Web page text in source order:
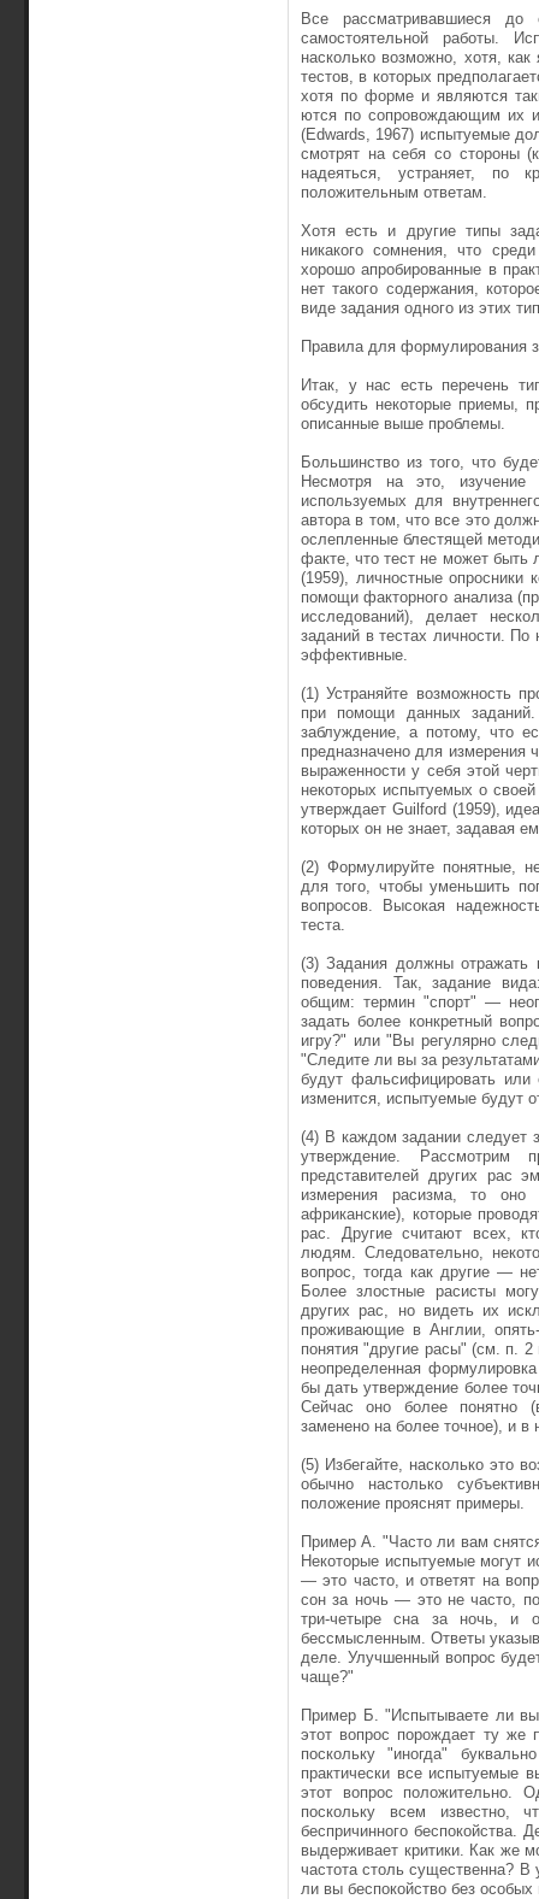
Все рассматривавшиеся
самостоятельной работы.
насколько возможно, хотя,
тестов, в которых
хотя по форме и являются
ются по сопровождающим их
(Edwards, 1967) испытуемые
смотрят на себя со стороны
надеяться, устраня­ет, по
положительным ответам.
Хотя есть и другие типы
никакого сомнения, что
хорошо апробированные в
нет такого содержа­ния,
виде задания одного из этих
Правила для формулирования
Итак, у нас есть перечень
обсудить некоторые приемы,
описанные выше проблемы.
Большинство из того, что
Несмотря на это, изучение
используемых для
автора в том, что все это
ослеп­ленные блестящей
факте, что тест не может быть
(1959), личностные опросники
помощи факто­рного анализа
исследований), делает
заданий в тестах личности.
эффективные.
(1) Устраняйте возможность
при помощи данных
заблуждение, а потому, что
предназначено для измерения
выраженности у себя этой
некоторых испытуемых о
утверждает Guilford (1959),
которых он не знает, задавая
(2) Формулируйте понятные,
для того, чтобы уменьшить
вопросов. Высокая
теста.
(3) Задания должны отражать
поведения. Так, задание
общим: термин "спорт" —
задать более конкрет­ный
игру?" или "Вы регулярно
"Следите ли вы за
будут фальсифицировать или
изменится, испытуемые будут
(4) В каждом задании следует
утверждение.
представителей других рас
измерения расизма, то
африканские), которые
рас. Другие считают всех,
людям. Следовательно,
вопрос, тогда как другие —
Более злостные расисты
других рас, но видеть их
проживающие в Англии,
понятия "другие расы" (см. п.
неопределенная
бы дать утверждение более
Сей­час оно более понятно
заменено на более точное), и в
(5) Избегайте, насколько это
обычно настолько
положение прояснят примеры.
Пример А. "Часто ли вам
Некоторые испытуемые могут
— это часто, и ответят на
сон за ночь — это не часто,
три-четыре сна за ночь, и
бессмысленным. Ответы
деле. Улучшенный вопрос
чаще?"
Пример Б. "Испытываете ли вы
этот вопрос порождает ту
поскольку "иногда"
практически все испытуемые
этот вопрос положительно.
поскольку всем известно,
беспричинного беспокойства.
выдерживает критики. Как же
частота столь существенна?
ли вы беспокойство без